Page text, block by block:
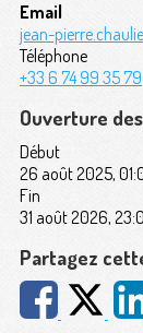
Email
jean-
Téléphone
+33 6 74 99 35 79
Ouverture
Début
26 août 2025,
Fin
31 août 2026,
Partagez